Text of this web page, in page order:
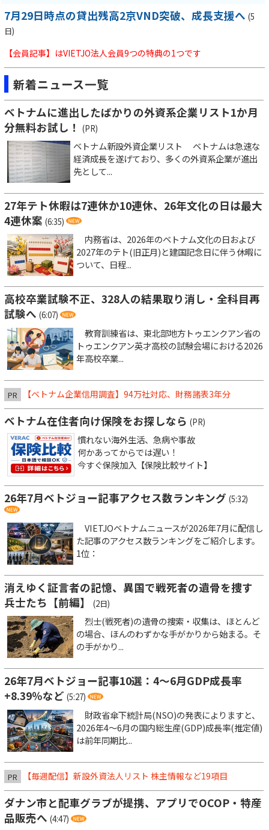
7月29日時点の貸出残高2京VND突破、成長支援へ (5
日)
【会員記事】はVIETJO法人会員9つの特典の1つです
新着ニュース一覧
ベトナムに進出したばかりの外資系企業リスト1か月
分無料お試し！
(PR)
ベトナム新設外資企業リスト ベトナムは急速な
経済成長を遂げており、多くの外資系企業が進出
先として...
27年テト休暇は7連休か10連休、26年文化の日は最大
4連休案 (6:35)
内務省は、2026年のベトナム文化の日および
2027年のテト(旧正月)と建国記念日に伴う休暇に
ついて、日程...
高校卒業試験不正、328人の結果取り消し・全科目再
試験へ (6:07)
教育訓練省は、東北部地方トゥエンクアン省の
トゥエンクアン英才高校の試験会場における2026
年高校卒業...
PR 【ベトナム企業信用調査】94万社対応、財務諸表3年分
ベトナム在住者向け保険をお探しなら (PR)
慣れない海外生活、急病や事故
何かあってからでは遅い！
今すぐ保険加入【保険比較サイト】
26年7月ベトジョー記事アクセス数ランキング (5:32)
VIETJOベトナムニュースが2026年7月に配信し
た記事のアクセス数ランキングをご紹介します。
1位：
消えゆく証言者の記憶、異国で戦死者の遺骨を捜す
兵士たち【前編】
(2日)
烈士(戦死者)の遺骨の捜索・収集は、ほとんど
の場合、ほんのわずかな手がかりから始まる。そ
の手がかり...
26年7月ベトジョー記事10選：4～6月GDP成長率
+8.39％など (5:27)
財政省傘下統計局(NSO)の発表によりますと、
2026年4～6月の国内総生産(GDP)成長率(推定値)
は前年同期比...
PR 【毎週配信】新設外資法人リスト 株主情報など19項目
ダナン市と配車グラブが提携、アプリでOCOP・特産
品販売へ (4:47)